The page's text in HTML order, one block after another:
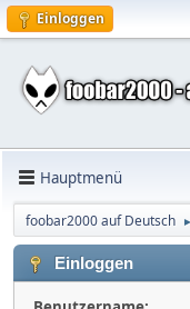
Einloggen
Hauptmenü
foobar2000 auf Deutsch ►
Einloggen